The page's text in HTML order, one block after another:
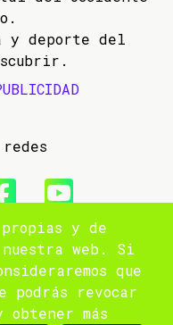
y deporte del
y de
web. Si
que
podrás revocar
más